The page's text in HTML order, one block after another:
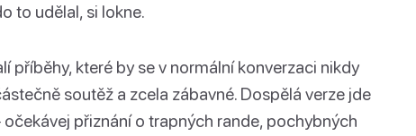
to udělal, si lokne.
příběhy, které by se v normální konverzaci nikdy
soutěž a zcela zábavné. Dospělá verze jde
přiznání o trapných rande, pochybných